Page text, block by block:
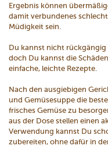
Ergebnis können
damit verbundenes
Müdigkeit sein.
Du kannst nicht rückgängig
doch Du kannst die
einfache, leichte Rezepte.
Nach den ausgiebigen
und Gemüsesuppe die
frisches Gemüse zu
aus der Dose stellen einen
Verwendung kannst Du
zubereiten, ohne dafür in